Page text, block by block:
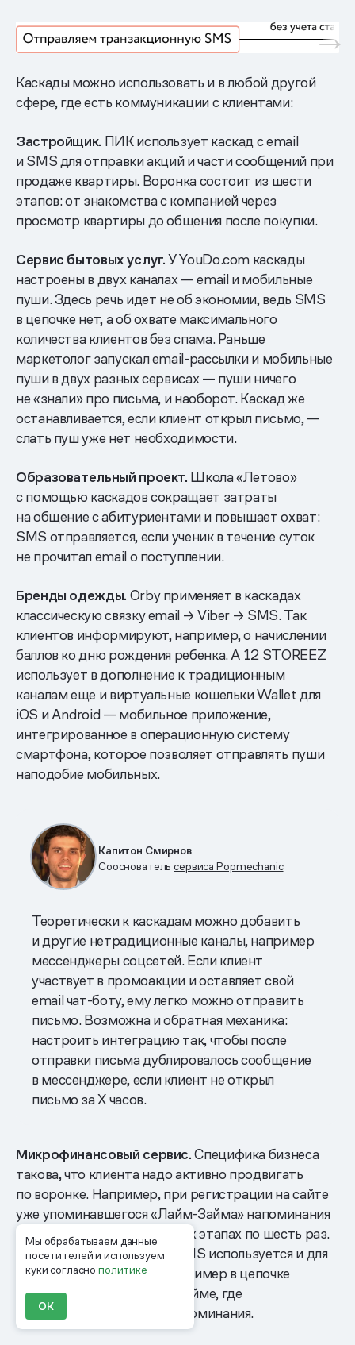
Мы обрабатываем данные
посетителей и используем
куки согласнополитике
ОК
Каскады можно использовать и в любой другой
сфере, где есть коммуникации с клиентами:
Застройщик. ПИК использует каскад с email
и SMS для отправки акций и части сообщений при
продаже квартиры. Воронка состоит из шести
этапов: от знакомства с компанией через
просмотр квартиры до общения после покупки.
Сервис бытовых услуг.У YouDo.com каскады
настроены в двух каналах — email и мобильные
пуши. Здесь речь идет не об экономии, ведь SMS
в цепочке нет, а об охвате максимального
количества клиентов без спама. Раньше
маркетолог запускал email-рассылки и мобильные
пуши в двух разных сервисах — пуши ничего
не «знали» про письма, и наоборот. Каскад же
останавливается, если клиент открыл письмо, —
слать пуш уже нет необходимости.
Образовательный проект. Школа «Летово»
с помощью каскадов сокращает затраты
на общение с абитуриентами и повышает охват:
SMS отправляется, если ученик в течение суток
не прочитал email о поступлении.
Бренды одежды. Orby применяет в каскадах
классическую связку email → Viber → SMS. Так
клиентов информируют, например, о начислении
баллов ко дню рождения ребенка. А 12 STOREEZ
использует в дополнение к традиционным
каналам еще и виртуальные кошельки Wallet для
iOS и Android — мобильное приложение,
интегрированное в операционную систему
смартфона, которое позволяет отправлять пуши
наподобие мобильных.
Капитон Смирнов
Соосновательсервиса Popmechanic
Теоретически к каскадам можно добавить
и другие нетрадиционные каналы, например
мессенджеры соцсетей. Если клиент
участвует в промоакции и оставляет свой
email чат-боту, ему легко можно отправить
письмо. Возможна и обратная механика:
настроить интеграцию так, чтобы после
отправки письма дублировалось сообщение
в мессенджере, если клиент не открыл
письмо за X часов.
Микрофинансовый сервис.Специфика бизнеса
такова, что клиента надо активно продвигать
по воронке. Например, при регистрации на сайте
уже упоминавшегося «Лайм-Займа» напоминания
отправляются на нескольких этапах по шесть раз.
Связка вебпуш → email → SMS используется и для
«брошенных» механик, например в цепочке
о брошенном повторном займе, где
предусмотрено четыре напоминания.